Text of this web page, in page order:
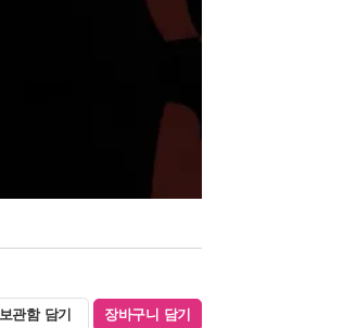
보관함 담기 장바구니 담기